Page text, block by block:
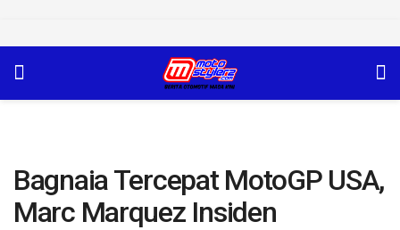
Bagnaia Tercepat MotoGP USA,
Marc Marquez Insiden